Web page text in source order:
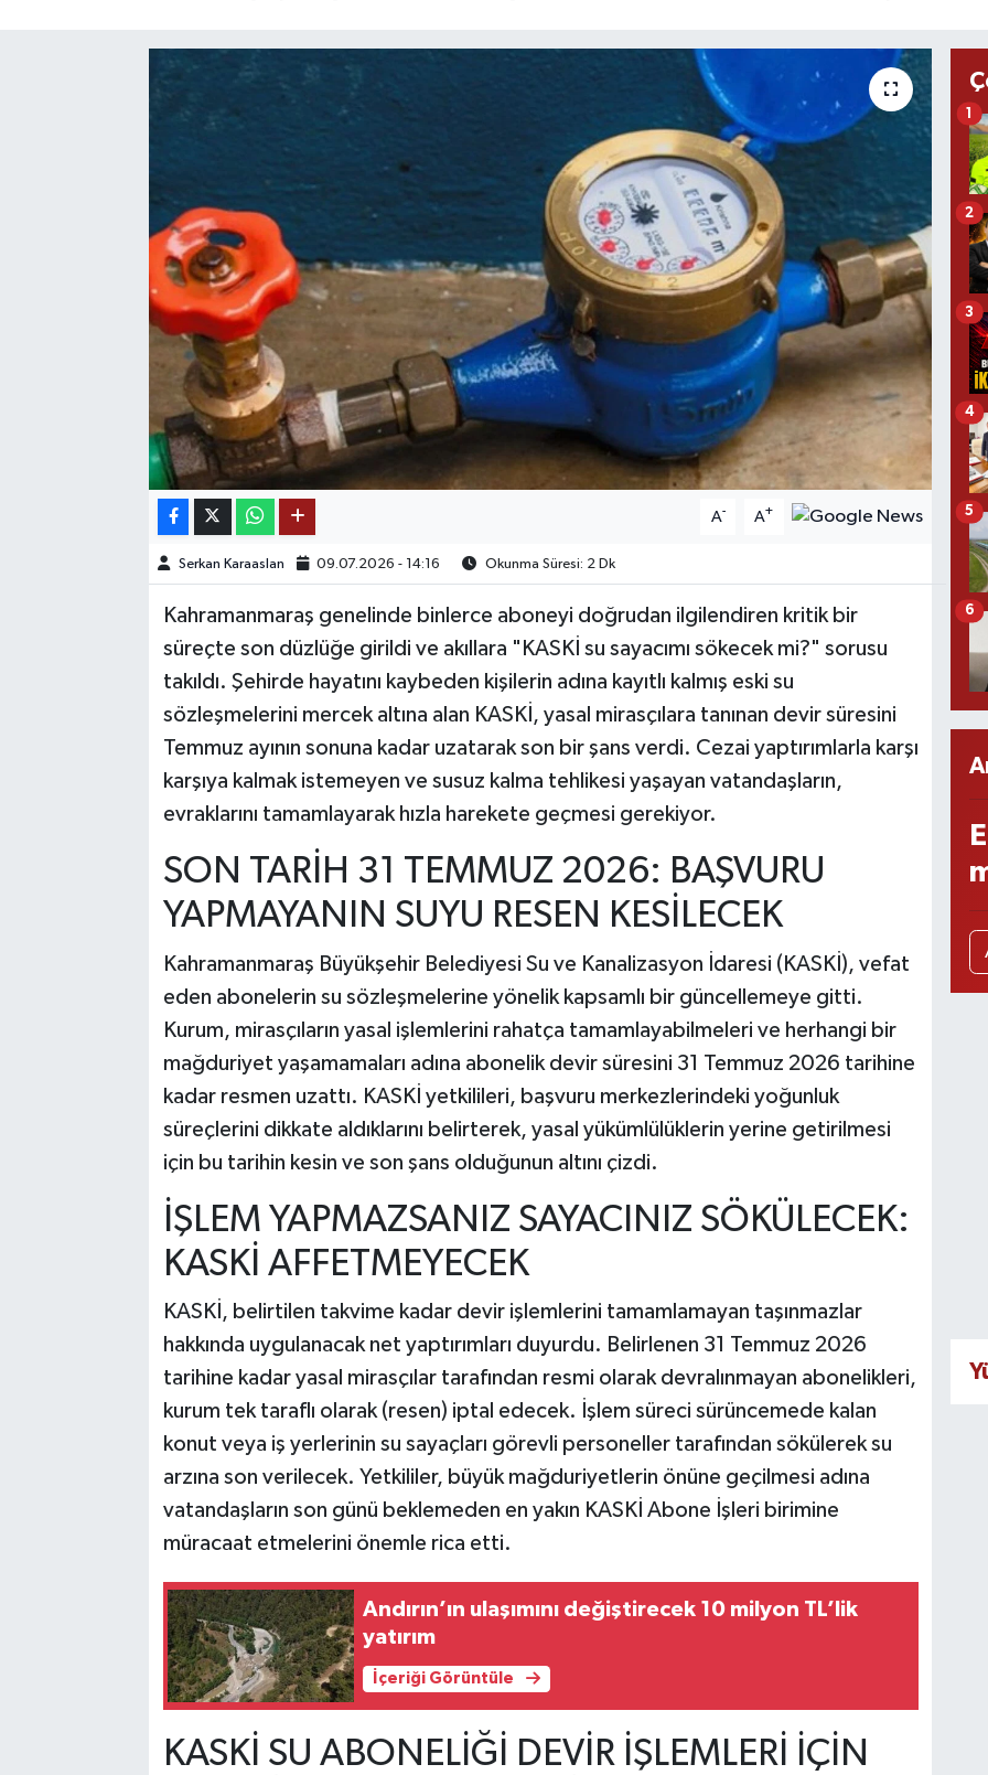
A- A+
Serkan Karaaslan 09.07.2026 - 14:16 Okunma Süresi: 2 Dk
Kahramanmaraş genelinde binlerce aboneyi doğrudan ilgilendiren kritik bir
süreçte son düzlüğe girildi ve akıllara "KASKİ su sayacımı sökecek mi?" sorusu
takıldı. Şehirde hayatını kaybeden kişilerin adına kayıtlı kalmış eski su
sözleşmelerini mercek altına alan KASKİ, yasal mirasçılara tanınan devir süresini
Temmuz ayının sonuna kadar uzatarak son bir şans verdi. Cezai yaptırımlarla karşı
karşıya kalmak istemeyen ve susuz kalma tehlikesi yaşayan vatandaşların,
evraklarını tamamlayarak hızla harekete geçmesi gerekiyor.
SON TARİH 31 TEMMUZ 2026: BAŞVURU
YAPMAYANIN SUYU RESEN KESİLECEK
Kahramanmaraş Büyükşehir Belediyesi Su ve Kanalizasyon İdaresi (KASKİ), vefat
eden abonelerin su sözleşmelerine yönelik kapsamlı bir güncellemeye gitti.
Kurum, mirasçıların yasal işlemlerini rahatça tamamlayabilmeleri ve herhangi bir
mağduriyet yaşamamaları adına abonelik devir süresini 31 Temmuz 2026 tarihine
kadar resmen uzattı. KASKİ yetkilileri, başvuru merkezlerindeki yoğunluk
süreçlerini dikkate aldıklarını belirterek, yasal yükümlülüklerin yerine getirilmesi
için bu tarihin kesin ve son şans olduğunun altını çizdi.
İŞLEM YAPMAZSANIZ SAYACINIZ SÖKÜLECEK:
KASKİ AFFETMEYECEK
KASKİ, belirtilen takvime kadar devir işlemlerini tamamlamayan taşınmazlar
hakkında uygulanacak net yaptırımları duyurdu. Belirlenen 31 Temmuz 2026
tarihine kadar yasal mirasçılar tarafından resmi olarak devralınmayan abonelikleri,
kurum tek taraflı olarak (resen) iptal edecek. İşlem süreci sürüncemede kalan
konut veya iş yerlerinin su sayaçları görevli personeller tarafından sökülerek su
arzına son verilecek. Yetkililer, büyük mağduriyetlerin önüne geçilmesi adına
vatandaşların son günü beklemeden en yakın KASKİ Abone İşleri birimine
müracaat etmelerini önemle rica etti.
Andırın’ın ulaşımını değiştirecek 10 milyon TL’lik
yatırım
İçeriği Görüntüle
KASKİ SU ABONELİĞİ DEVİR İŞLEMLERİ İÇİN
1
2
3
4
5
6
OTOMOTİV
KÜLTÜR SANAT